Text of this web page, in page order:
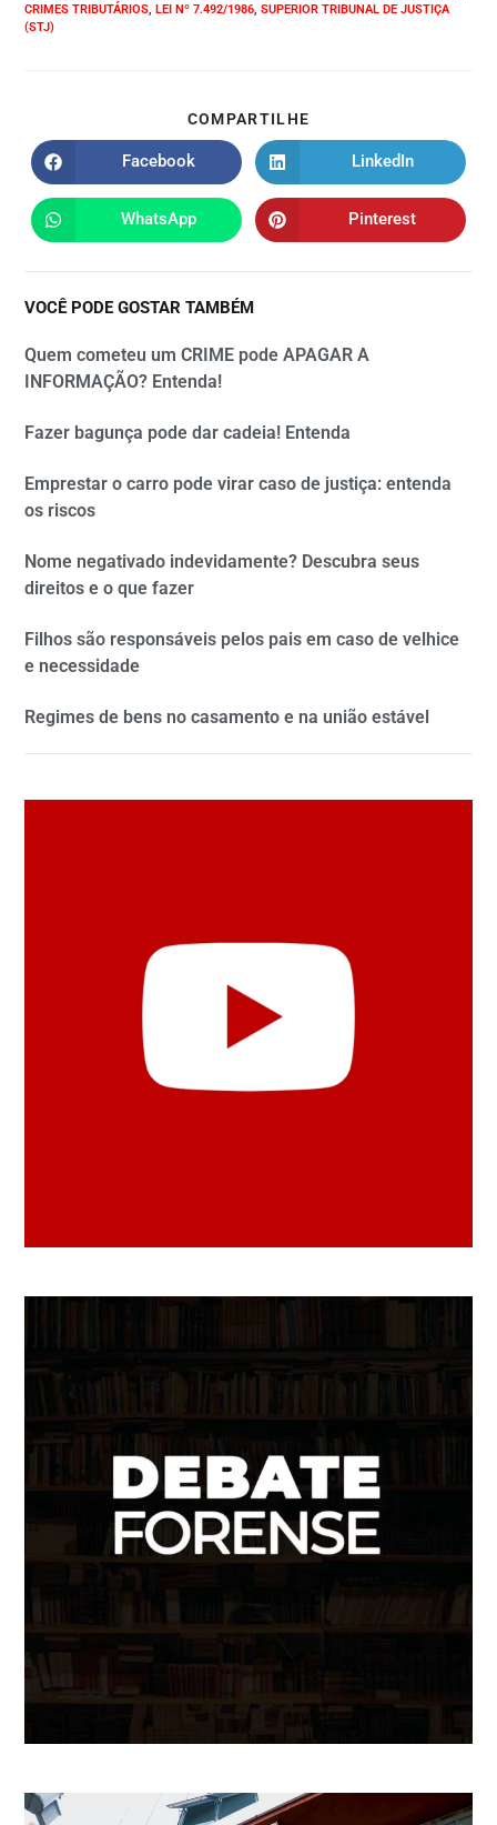
CRIMES TRIBUTÁRIOS, LEI Nº 7.492/1986, SUPERIOR TRIBUNAL DE JUSTIÇA
(STJ)
COMPARTILHE
Facebook LinkedIn
WhatsApp Pinterest
VOCÊ PODE GOSTAR TAMBÉM
Quem cometeu um CRIME pode APAGAR A
INFORMAÇÃO? Entenda!
Fazer bagunça pode dar cadeia! Entenda
Emprestar o carro pode virar caso de justiça: entenda
os riscos
Nome negativado indevidamente? Descubra seus
direitos e o que fazer
Filhos são responsáveis pelos pais em caso de velhice
e necessidade
Regimes de bens no casamento e na união estável